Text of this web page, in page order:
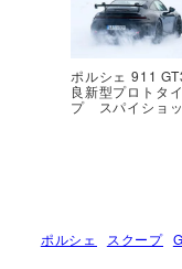
ポルシェ 911
良新型プロトタイ
プ スパイショッ
ポルシェ スクープ